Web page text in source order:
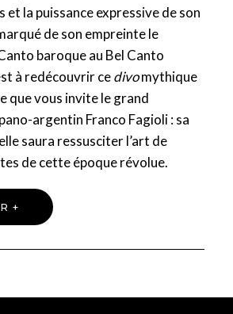
et la puissance expressive de son
de son empreinte le
baroque au Bel Canto
à redécouvrir cedivomythique
que vous invite le grand
argentin Franco Fagioli : sa
saura ressusciter l’art de
de cette époque révolue.
+